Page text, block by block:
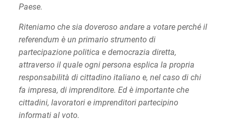
Paese.
Riteniamo che sia doveroso andare a votare perché il
referendum è un primario strumento di
partecipazione politica e democrazia diretta,
attraverso il quale ogni persona esplica la propria
responsabilità di cittadino italiano e, nel caso di chi
fa impresa, di imprenditore. Ed è importante che
cittadini, lavoratori e imprenditori partecipino
informati al voto.